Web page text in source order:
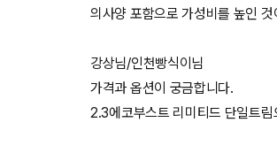
의사양 포함으로 가성비를 높인
강상님/인천빵식이님
가격과 옵션이 궁금합니다.
2.3에코부스트 리미티드 단일트